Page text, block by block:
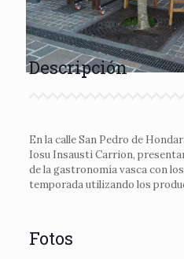
Descripción
En la calle San Pedro de
Iosu Insausti Carrion,
de la gastronomía vasca con
temporada utilizando los
Fotos